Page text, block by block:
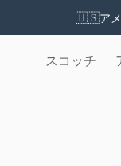
🇺🇸ア
スコッチ